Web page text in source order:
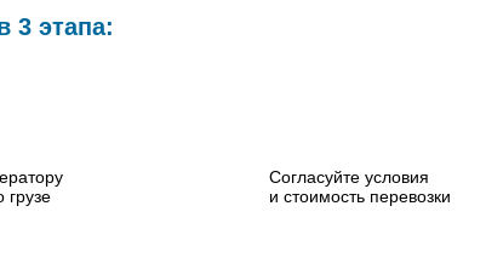
3 этапа:
Согласуйте условия
и стоимость перевозки